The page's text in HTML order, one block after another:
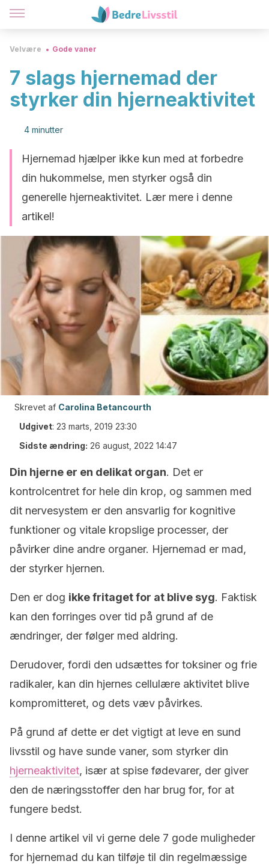
Velvære Gode vaner
7 slags hjernemad der
styrker din hjerneaktivitet
4 minutter
Hjernemad hjælper ikke kun med at forbedre
din hukommelse, men styrker også din
generelle hjerneaktivitet. Lær mere i denne
artikel!
Skrevet af Carolina Betancourth
Udgivet: 23 marts, 2019 23:30
Sidste ændring: 26 august, 2022 14:47
Din hjerne er en delikat organ. Det er
kontrolcentret for hele din krop, og sammen med
dit nervesystem er den ansvarlig for kognitive
funktioner og vitale kropslige processer, der
påvirker dine andre organer. Hjernemad er mad,
der styrker hjernen.
Den er dog ikke fritaget for at blive syg. Faktisk
kan den forringes over tid på grund af de
ændringer, der følger med aldring.
Derudover, fordi den udsættes for toksiner og frie
radikaler, kan din hjernes cellulære aktivitet blive
kompromitteret, og dets væv påvirkes.
På grund af dette er det vigtigt at leve en sund
livsstil og have sunde vaner, som styrker din
hjerneaktivitet, især at spise fødevarer, der giver
den de næringsstoffer den har brug for, for at
fungere bedst.
I denne artikel vil vi gerne dele 7 gode muligheder
for hjernemad du kan tilføje til din regelmæssige